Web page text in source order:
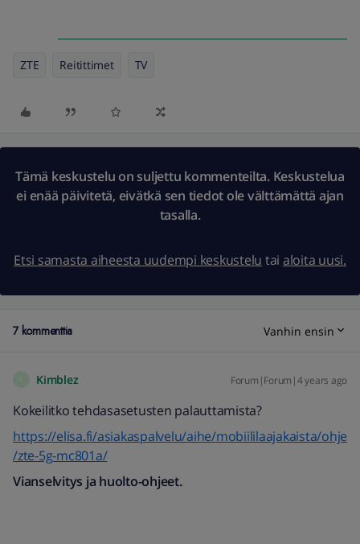
ZTE Reitittimet TV
Tämä keskustelu on suljettu kommenteilta. Keskustelua
ei enää päivitetä, eivätkä sen tiedot ole välttämättä ajan
tasalla.
Etsi samasta aiheesta uudempi keskustelu tai aloita uusi.
7 kommenttia Vanhin ensin
Kimblez Forum|Forum|4 years ago
Kokeilitko tehdasasetusten palauttamista?
https://elisa.fi/asiakaspalvelu/aihe/mobiililaajakaista/ohje
/zte-5g-mc801a/
Vianselvitys ja huolto-ohjeet.